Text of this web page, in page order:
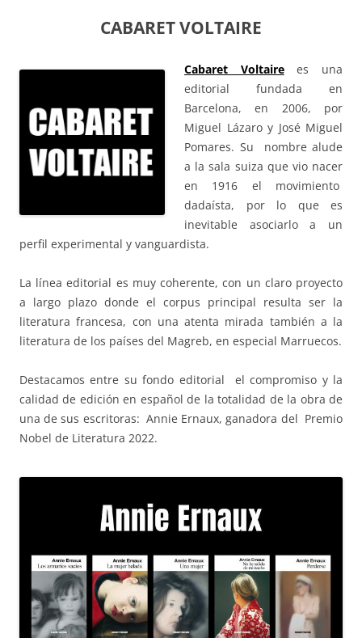
CABARET VOLTAIRE
Cabaret Voltairees una
editorial fundada en
Barcelona, en 2006, por
Miguel Lázaro y José Miguel
Pomares. Su nombre alude
a la sala suiza que vio nacer
en 1916 el movimiento
dadaísta, por lo que es
inevitable asociarlo a un
perfil experimental y vanguardista.
La línea editorial es muy coherente, con un claro proyecto
a largo plazo donde el corpus principal resulta ser la
literatura francesa, con una atenta mirada también a la
literatura de los países del Magreb, en especial Marruecos.
Destacamos entre su fondo editorial el compromiso y la
calidad de edición en español de la totalidad de la obra de
una de sus escritoras: Annie Ernaux, ganadora del Premio
Nobel de Literatura 2022.